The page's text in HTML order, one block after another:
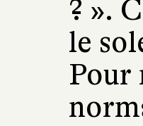
? ».
le
Pour